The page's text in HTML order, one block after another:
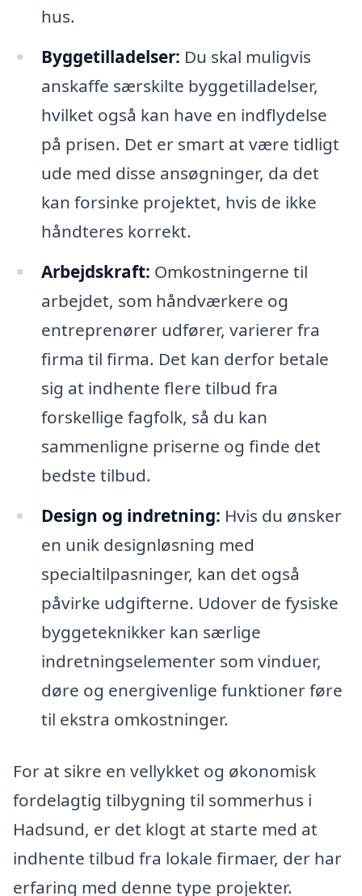
hus.
Byggetilladelser: Du skal muligvis
anskaffe særskilte byggetilladelser,
hvilket også kan have en indflydelse
på prisen. Det er smart at være tidligt
ude med disse ansøgninger, da det
kan forsinke projektet, hvis de ikke
håndteres korrekt.
Arbejdskraft: Omkostningerne til
arbejdet, som håndværkere og
entreprenører udfører, varierer fra
firma til firma. Det kan derfor betale
sig at indhente flere tilbud fra
forskellige fagfolk, så du kan
sammenligne priserne og finde det
bedste tilbud.
Design og indretning: Hvis du ønsker
en unik designløsning med
specialtilpasninger, kan det også
påvirke udgifterne. Udover de fysiske
byggeteknikker kan særlige
indretningselementer som vinduer,
døre og energivenlige funktioner føre
til ekstra omkostninger.
For at sikre en vellykket og økonomisk
fordelagtig tilbygning til sommerhus i
Hadsund, er det klogt at starte med at
indhente tilbud fra lokale firmaer, der har
erfaring med denne type projekter.